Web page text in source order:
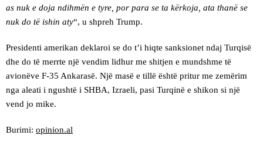
as nuk e doja ndihmën e tyre, por para se ta kërkoja, ata thanë se
nuk do të ishin aty“, u shpreh Trump.
Presidenti amerikan deklaroi se do t’i hiqte sanksionet ndaj Turqisë
dhe do të merrte një vendim lidhur me shitjen e mundshme të
avionëve F-35 Ankarasë. Një masë e tillë është pritur me zemërim
nga aleati i ngushtë i SHBA, Izraeli, pasi Turqinë e shikon si një
vend jo mike.
Burimi: opinion.al